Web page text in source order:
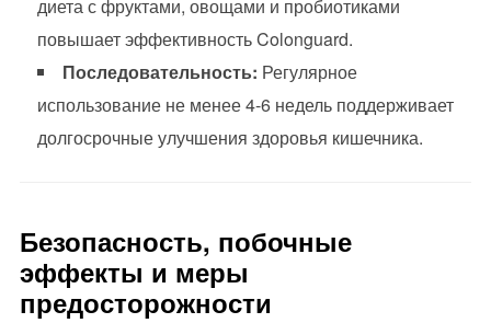
диета с фруктами, овощами и пробиотиками
повышает эффективность Colonguard.
Последовательность: Регулярное
использование не менее 4-6 недель поддерживает
долгосрочные улучшения здоровья кишечника.
Безопасность, побочные
эффекты и меры
предосторожности